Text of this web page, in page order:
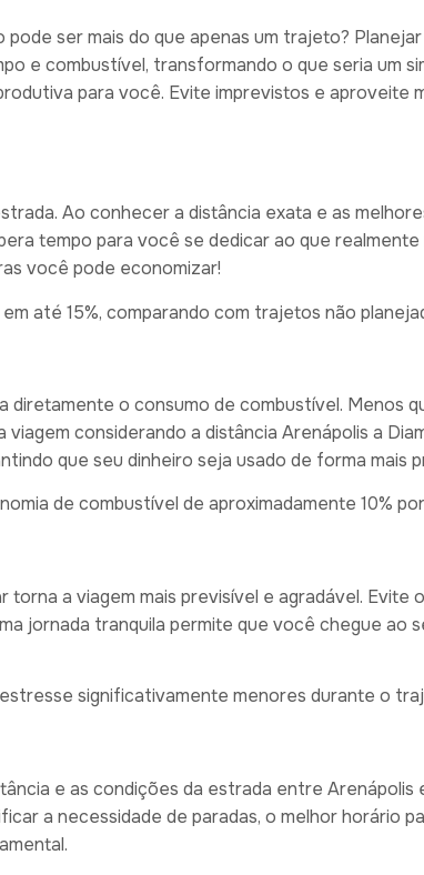
ser mais do que apenas um trajeto?
e combustível, transformando o que seria um
para você. Evite imprevistos e aproveite
Ao conhecer a distância exata e as
tempo para você se dedicar ao que realmente
você pode economizar!
até 15%, comparando com trajetos não
o consumo de combustível. Menos
considerando a distância Arenápolis a
que seu dinheiro seja usado de forma mais
de combustível de aproximadamente 10%
a viagem mais previsível e agradável. Evite
jornada tranquila permite que você chegue ao
significativamente menores durante o
e as condições da estrada entre Arenápolis
a necessidade de paradas, o melhor horário